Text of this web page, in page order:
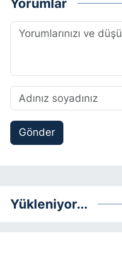
Yorumlar
Gönder
Yükleniyor...